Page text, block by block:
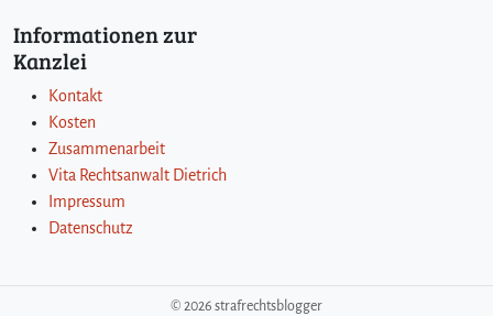
Informationen zur
Kanzlei
Kontakt
Kosten
Zusammenarbeit
Vita Rechtsanwalt Dietrich
Impressum
Datenschutz
© 2026 strafrechtsblogger